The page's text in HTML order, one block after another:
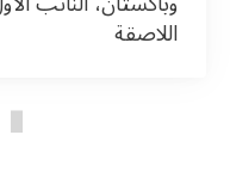
اللاصقة